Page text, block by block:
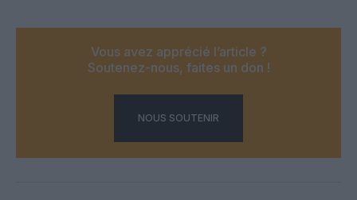
Vous avez apprécié l’article ?
Soutenez-nous, faites un don !
NOUS SOUTENIR